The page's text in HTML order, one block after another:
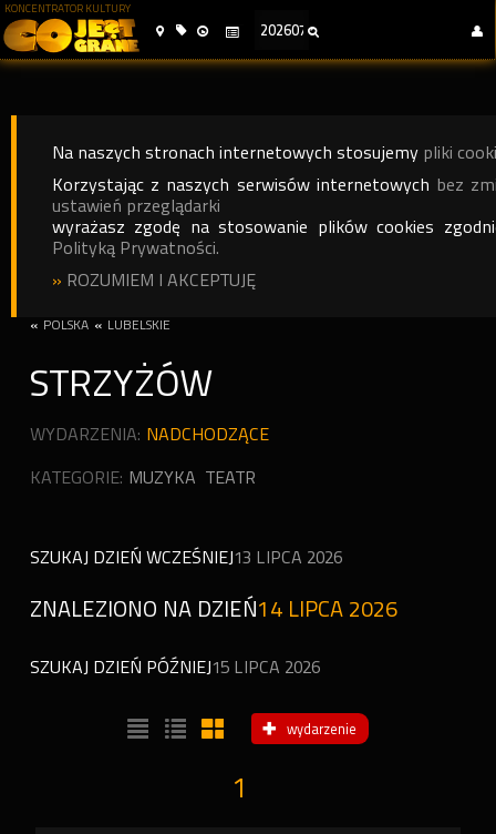
KONCENTRATOR KULTURY
Na naszych stronach internetowych stosujemy pliki
Korzystając z naszych serwisów internetowych bez
ustawień przeglądarki
wyrażasz zgodę na stosowanie plików cookies
Polityką Prywatności.
» ROZUMIEM I AKCEPTUJĘ
« POLSKA « LUBELSKIE
STRZYŻÓW
WYDARZENIA: NADCHODZĄCE
KATEGORIE: MUZYKA TEATR
SZUKAJ DZIEŃ WCZEŚNIEJ13 LIPCA 2026
ZNALEZIONO NA DZIEŃ14 LIPCA 2026
SZUKAJ DZIEŃ PÓŹNIEJ15 LIPCA 2026
wydarzenie
1